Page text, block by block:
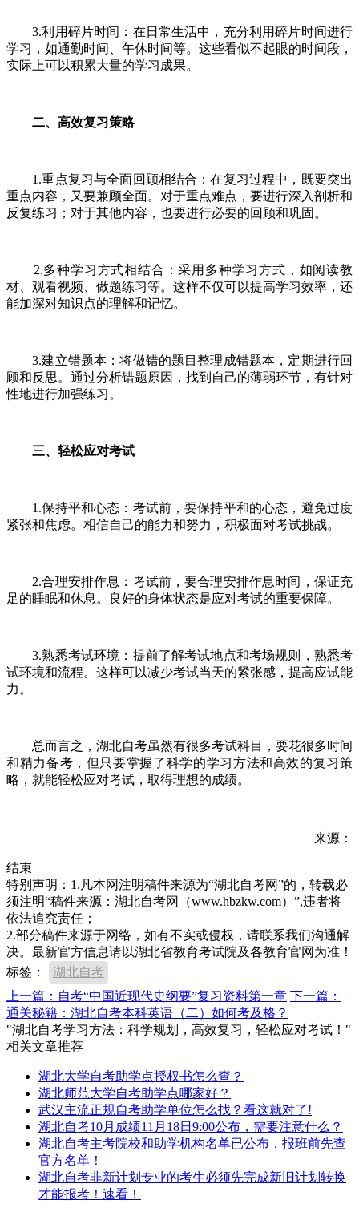
3.利用碎片时间：在日常生活中，充分利用碎片时间进行
学习，如通勤时间、午休时间等。这些看似不起眼的时间段，
实际上可以积累大量的学习成果。
二、高效复习策略
1.重点复习与全面回顾相结合：在复习过程中，既要突出
重点内容，又要兼顾全面。对于重点难点，要进行深入剖析和
反复练习；对于其他内容，也要进行必要的回顾和巩固。
2.多种学习方式相结合：采用多种学习方式，如阅读教
材、观看视频、做题练习等。这样不仅可以提高学习效率，还
能加深对知识点的理解和记忆。
3.建立错题本：将做错的题目整理成错题本，定期进行回
顾和反思。通过分析错题原因，找到自己的薄弱环节，有针对
性地进行加强练习。
三、轻松应对考试
1.保持平和心态：考试前，要保持平和的心态，避免过度
紧张和焦虑。相信自己的能力和努力，积极面对考试挑战。
2.合理安排作息：考试前，要合理安排作息时间，保证充
足的睡眠和休息。良好的身体状态是应对考试的重要保障。
3.熟悉考试环境：提前了解考试地点和考场规则，熟悉考
试环境和流程。这样可以减少考试当天的紧张感，提高应试能
力。
总而言之，湖北自考虽然有很多考试科目，要花很多时间
和精力备考，但只要掌握了科学的学习方法和高效的复习策
略，就能轻松应对考试，取得理想的成绩。
来源：
结束
特别声明：1.凡本网注明稿件来源为“湖北自考网”的，转载必
须注明“稿件来源：湖北自考网（www.hbzkw.com）”,违者将
依法追究责任；
2.部分稿件来源于网络，如有不实或侵权，请联系我们沟通解
决。最新官方信息请以湖北省教育考试院及各教育官网为准！
标签：
湖北自考
上一篇：自考“中国近现代史纲要”复习资料第一章 下一篇：
通关秘籍：湖北自考本科英语（二）如何考及格？
"湖北自考学习方法：科学规划，高效复习，轻松应对考试！"
相关文章推荐
湖北大学自考助学点授权书怎么查？
湖北师范大学自考助学点哪家好？
武汉主流正规自考助学单位怎么找？看这就对了!
湖北自考10月成绩11月18日9:00公布，需要注意什么？
湖北自考主考院校和助学机构名单已公布，报班前先查
官方名单！
湖北自考非新计划专业的考生必须先完成新旧计划转换
才能报考！速看！